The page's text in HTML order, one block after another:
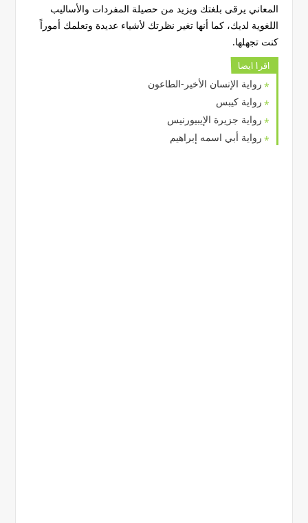
المعاني يرقى بلغتك ويزيد من حصيلة المفردات والأساليب
اللغوية لديك، كما أنها تغير نظرتك لأشياء عديدة وتعلمك أموراً
كنت تجهلها.
اقرا ايضا
رواية الإنسان الأخير-الطاعون
رواية كيبس
رواية جزيرة الإيبيورنيس
رواية أبي اسمه إبراهيم